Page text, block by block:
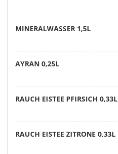
MINERALWASSER 1,5L
AYRAN 0,25L
RAUCH EISTEE PFIRSICH 0,33L
RAUCH EISTEE ZITRONE 0,33L